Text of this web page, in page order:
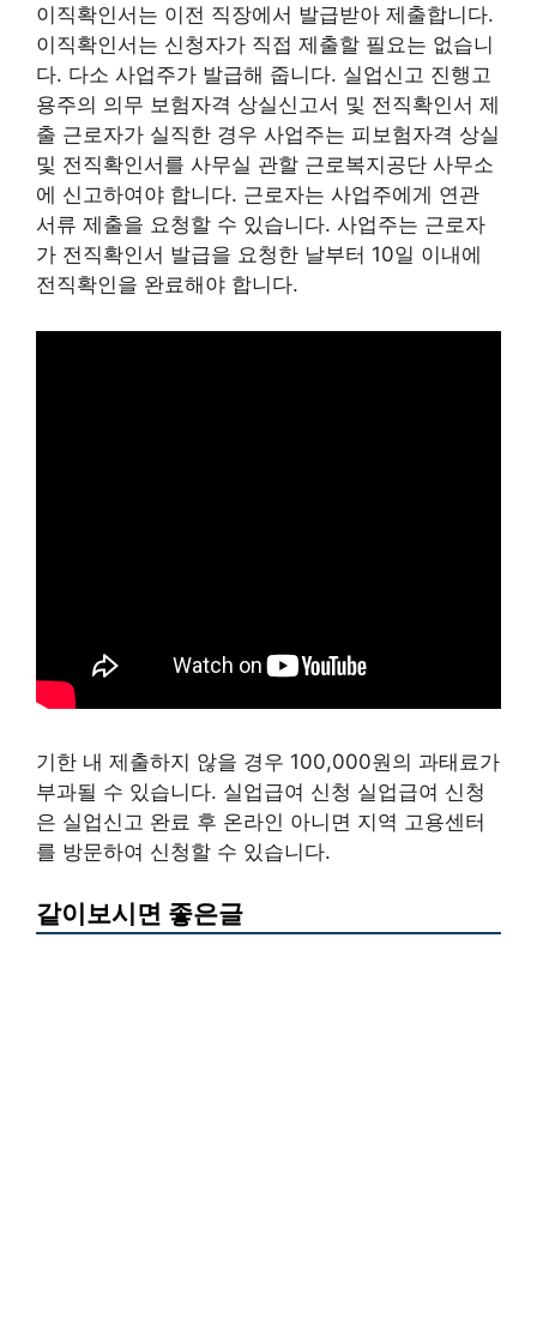
이직확인서는 이전 직장에서 발급받아 제출합니다.
이직확인서는 신청자가 직접 제출할 필요는 없습니
다. 다소 사업주가 발급해 줍니다. 실업신고 진행고
용주의 의무 보험자격 상실신고서 및 전직확인서 제
출 근로자가 실직한 경우 사업주는 피보험자격 상실
및 전직확인서를 사무실 관할 근로복지공단 사무소
에 신고하여야 합니다. 근로자는 사업주에게 연관
서류 제출을 요청할 수 있습니다. 사업주는 근로자
가 전직확인서 발급을 요청한 날부터 10일 이내에
전직확인을 완료해야 합니다.
기한 내 제출하지 않을 경우 100,000원의 과태료가
부과될 수 있습니다. 실업급여 신청 실업급여 신청
은 실업신고 완료 후 온라인 아니면 지역 고용센터
를 방문하여 신청할 수 있습니다.
같이보시면 좋은글